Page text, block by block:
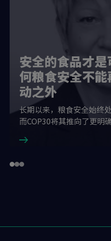
安全的食品才
何粮食安全不
动之外
长期以来，粮食安全始终
而COP30将其推向了更明
Slide
GoGo
Go